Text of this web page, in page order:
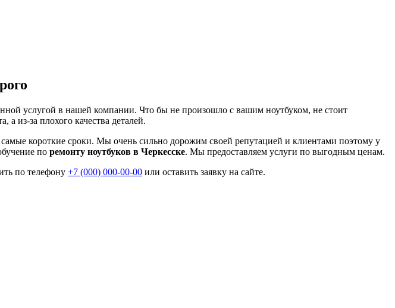
услугой в нашей компании. Что бы не произошло с вашим ноутбуком, не стоит
а из-за плохого качества деталей.
короткие сроки. Мы очень сильно дорожим своей репутацией и клиентами поэтому у
по ремонту ноутбуков в Черкесске. Мы предоставляем услуги по выгодным ценам.
по телефону +7 (000) 000-00-00 или оставить заявку на сайте.